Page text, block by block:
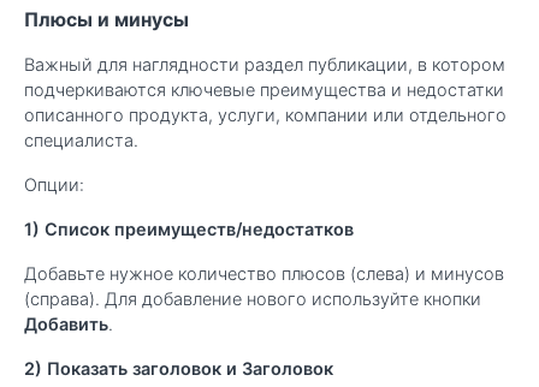
Плюсы и минусы
Важный для наглядности раздел публикации, в котором
подчеркиваются ключевые преимущества и недостатки
описанного продукта, услуги, компании или отдельного
специалиста.
Опции:
1) Список преимуществ/недостатков
Добавьте нужное количество плюсов (слева) и минусов
(справа). Для добавление нового используйте кнопки
Добавить.
2) Показать заголовок и Заголовок